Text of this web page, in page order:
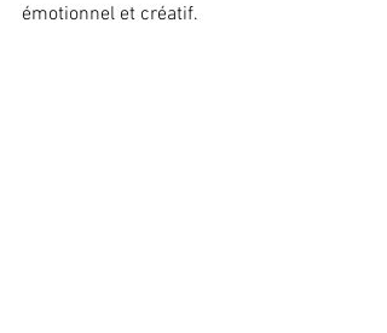
émotionnel et créatif.